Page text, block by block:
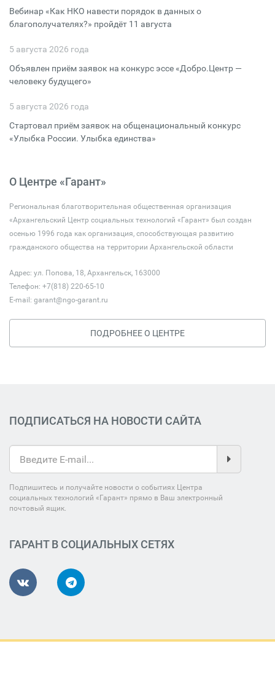
Вебинар «Как НКО навести порядок в данных о
благополучателях?» пройдёт 11 августа
5 августа 2026 года
Объявлен приём заявок на конкурс эссе «Добро.Центр —
человеку будущего»
5 августа 2026 года
Стартовал приём заявок на общенациональный конкурс
«Улыбка России. Улыбка единства»
О Центре «Гарант»
Региональная благотворительная общественная организация
«Архангельский Центр социальных технологий «Гарант» был создан
осенью 1996 года как организация, способствующая развитию
гражданского общества на территории Архангельской области
Адрес: ул. Попова, 18, Архангельск, 163000
Телефон: +7(818) 220-65-10
E-mail: garant@ngo-garant.ru
ПОДРОБНЕЕ О ЦЕНТРЕ
ПОДПИСАТЬСЯ НА НОВОСТИ САЙТА
Подпишитесь и получайте новости о событиях Центра
социальных технологий «Гарант» прямо в Ваш электронный
почтовый ящик.
ГАРАНТ В СОЦИАЛЬНЫХ СЕТЯХ